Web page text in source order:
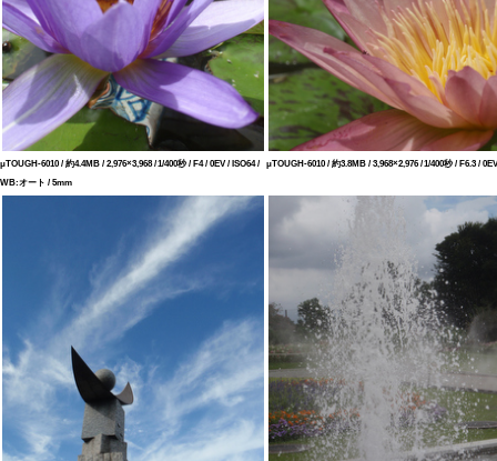
μTOUGH-6010 / 約4.4MB / 2,976×3,968 / 1/400秒 / F4 / 0EV / ISO64 /
WB:オート / 5mm
μTOUGH-6010 / 約3.8MB / 3,968×2,976 / 1/400秒 / F6.3 /